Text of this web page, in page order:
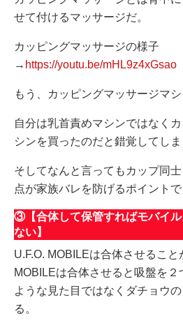
せて付けるマッサージだ。
カッピングマッサージの様子
→ https://youtu.be/mHL9z4xGsao
もう、カッピングマッサージマシ
自分は乳首責めマシンではなく
シンを買ったのだと錯覚してしま
そしてなんと言ってもカップ同
点が家族バレを防げるポイントで
③【合体して保管すればモバイ
ない】
U.F.O. MOBILEは合体させるこ
MOBILEは合体させると吸盤を
ような見た目ではなくダチョウ
る。